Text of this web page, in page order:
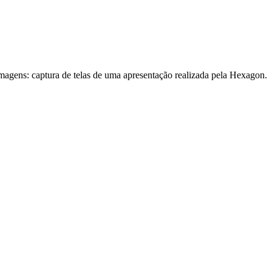
captura de telas de uma apresentação realizada pela Hexagon.